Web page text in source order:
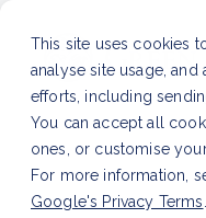
This site uses cookies
analyse site usage, and
efforts, including
You can accept all
ones, or customise
For more information,
Google's Privacy Terms
LATEST ARTICLE
data accuracy for